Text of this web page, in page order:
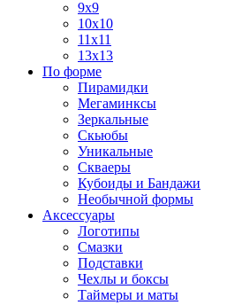
9x9
10x10
11x11
13x13
По форме
Пирамидки
Мегаминксы
Зеркальные
Скьюбы
Уникальные
Скваеры
Кубоиды и Бандажи
Необычной формы
Аксессуары
Логотипы
Смазки
Подставки
Чехлы и боксы
Таймеры и маты